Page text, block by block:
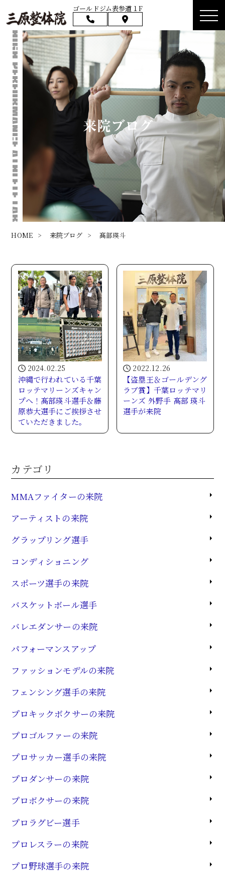
ゴールドジム表参道１F
来院ブログ
HOME > 来院ブログ > 髙部瑛斗
2024.02.25
沖縄で行われている千葉
ロッテマリーンズキャン
プへ！髙部瑛斗選手＆藤
原恭大選手にご挨拶させ
ていただきました。
2022.12.26
【盗塁王＆ゴールデング
ラブ賞】千葉ロッテマリ
ーンズ 外野手 髙部 瑛斗
選手が来院
カテゴリ
MMAファイターの来院
アーティストの来院
グラップリング選手
コンディショニング
スポーツ選手の来院
バスケットボール選手
バレエダンサーの来院
パフォーマンスアップ
ファッションモデルの来院
フェンシング選手の来院
プロキックボクサーの来院
プロゴルファーの来院
プロサッカー選手の来院
プロダンサーの来院
プロボクサーの来院
プロラグビー選手
プロレスラーの来院
プロ野球選手の来院